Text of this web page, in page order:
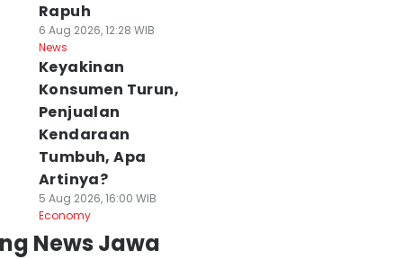
Rapuh
6 Aug 2026, 12:28 WIB
News
Keyakinan
Konsumen Turun,
Penjualan
Kendaraan
Tumbuh, Apa
Artinya?
5 Aug 2026, 16:00 WIB
Economy
News Jawa